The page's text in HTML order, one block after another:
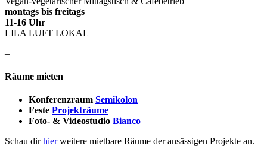
montags bis freitags
11-16 Uhr
LILA LUFT LOKAL
–
Räume mieten
Konferenzraum Semikolon
Feste Projekträume
Foto- & Videostudio Bianco
Schau dirhierweitere mietbare Räume der ansässigen Projekte an.